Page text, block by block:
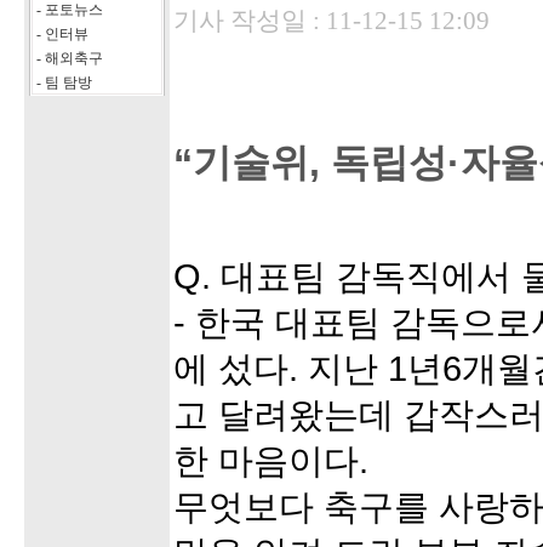
- 포토뉴스
- 인터뷰
- 해외축구
- 팀 탐방
기사 작성일 : 11-12-15 12:09
“기술위, 독립성·자
Q. 대표팀 감독직에서
- 한국 대표팀 감독으
에 섰다. 지난 1년6개
고 달려왔는데 갑작스
한 마음이다.
무엇보다 축구를 사랑